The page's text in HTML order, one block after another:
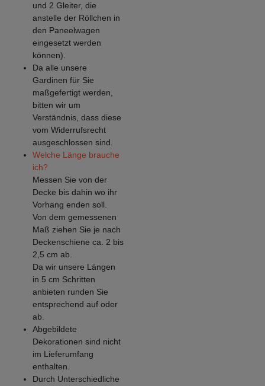
und 2 Gleiter, die
anstelle der Röllchen in
den Paneelwagen
eingesetzt werden
können).
Da alle unsere
Gardinen für Sie
maßgefertigt werden,
bitten wir um
Verständnis, dass diese
vom Widerrufsrecht
ausgeschlossen sind.
Welche Länge brauche
ich?
Messen Sie von der
Decke bis dahin wo ihr
Vorhang enden soll.
Von dem gemessenen
Maß ziehen Sie je nach
Deckenschiene ca. 2 bis
2,5 cm ab.
Da wir unsere Längen
in 5 cm Schritten
anbieten runden Sie
entsprechend auf oder
ab.
Abgebildete
Dekorationen sind nicht
im Lieferumfang
enthalten.
Durch Unterschiedliche